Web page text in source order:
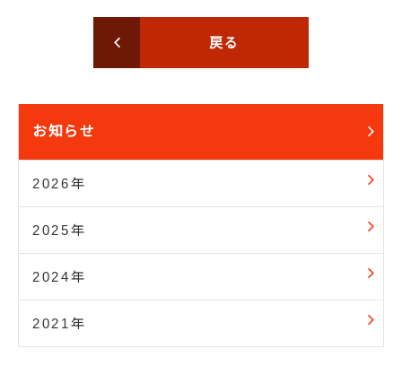
戻る
お知らせ
2026年
2025年
2024年
2021年